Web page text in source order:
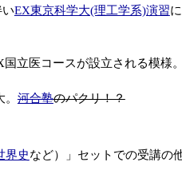
EX東京科学大(理工学系)演習
立医コースが設立される模様
。河合塾のパクリ！？
界史など）」セットでの受講の